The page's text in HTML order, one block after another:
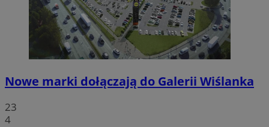
Nowe marki dołączają do Galerii Wiślanka
23
4